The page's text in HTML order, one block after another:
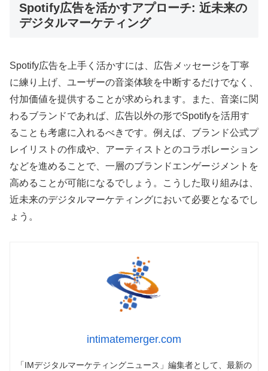
Spotify広告を活かすアプローチ: 近未来の
デジタルマーケティング
Spotify広告を上手く活かすには、広告メッセージを丁寧
に練り上げ、ユーザーの音楽体験を中断するだけでなく、
付加価値を提供することが求められます。また、音楽に関
わるブランドであれば、広告以外の形でSpotifyを活用す
ることも考慮に入れるべきです。例えば、ブランド公式プ
レイリストの作成や、アーティストとのコラボレーション
などを進めることで、一層のブランドエンゲージメントを
高めることが可能になるでしょう。こうした取り組みは、
近未来のデジタルマーケティングにおいて必要となるでし
ょう。
intimatemerger.com
「IMデジタルマーケティングニュース」編集者として、最新の